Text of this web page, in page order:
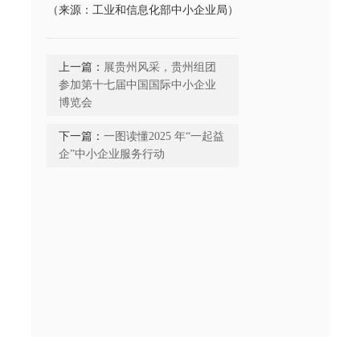
（来源：工业和信息化部中小企业局）
上一篇： 展贵州风采，贵州组团
参加第十七届中国国际中小企业
博览会
下一篇： 一图读懂2025 年“一起益
企”中小企业服务行动